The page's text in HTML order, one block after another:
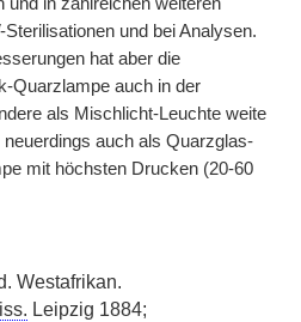
Sterilisationen und bei Analysen.
hat aber die
Quarzlampe auch in der
als Mischlicht-Leuchte weite
neuerdings auch als Quarzglas-
mit höchsten Drucken (20-60
Westafrikan.
Leipzig 1884;